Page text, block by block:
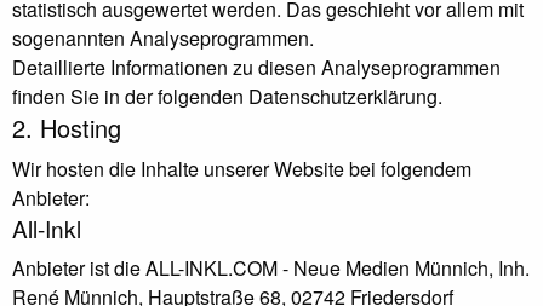
statistisch ausgewertet werden. Das geschieht vor allem mit
sogenannten Analyseprogrammen.
Detaillierte Informationen zu diesen Analyseprogrammen
finden Sie in der folgenden Datenschutzerklärung.
2. Hosting
Wir hosten die Inhalte unserer Website bei folgendem
Anbieter:
All-Inkl
Anbieter ist die ALL-INKL.COM - Neue Medien Münnich, Inh.
René Münnich, Hauptstraße 68, 02742 Friedersdorf